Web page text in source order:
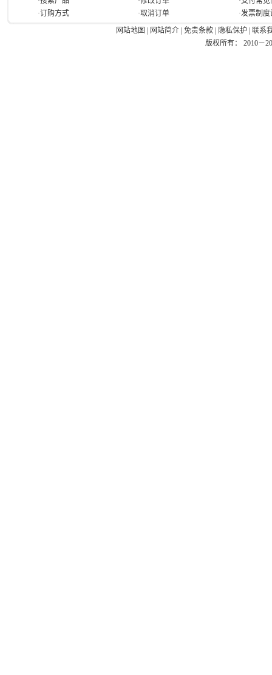
·订购方式
·取消订单
·发票制
网站地图
网站简介 免责条款 隐私保护
联系
版权所有： 2010－